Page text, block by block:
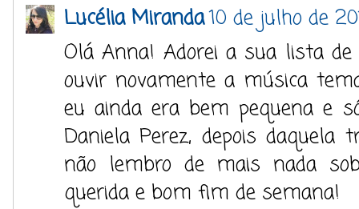
Lucélia Miranda10 de julho de
Olá Anna! Adorei a sua lista
ouvir novamente a música
eu ainda era bem pequena e
Daniela Perez, depois daquela
não lembro de mais nada
querida e bom fim de semana!